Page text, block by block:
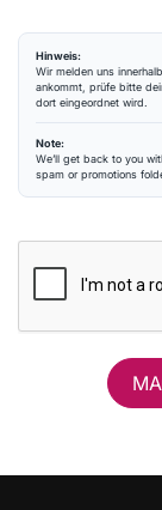
Hinweis:
Wir melden uns
ankommt, prüfe bitte
dort eingeordnet wird.
Note:
We’ll get back to you
spam or promotions